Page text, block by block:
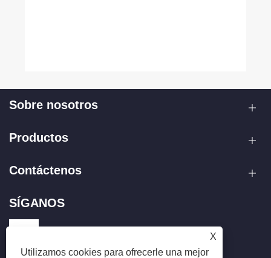
Sobre nosotros
Productos
Contáctenos
SÍGANOS
X
Utilizamos cookies para ofrecerle una mejor